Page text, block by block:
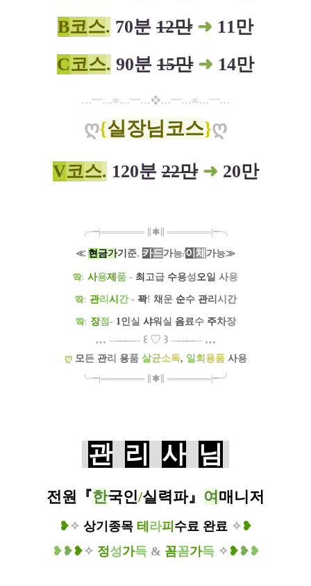
B코스. 70분 12만 ➜ 11만
C코스. 90분 15만 ➜ 14만
…━…∞…━…❖…━…∞…━…
ღ{실장님코스}ღ
V코스. 120분22만 ➜ 20만
╭╼|═══════ ✱∥ ═══════|╾╮
≪ 현금가기 준, 카드가능/이 체 가능≫
ఇ: 사용제 품 - 최 고급 수용성오일 사용
ఇ: 관리 시 간 - 꽉! 채 운 순수 관리 시간
ఇ: 장점 - 1인실 샤워 실 음료수 주차장
… --------- ꒰ ♡ ꒱ --------- …
ღ 모든 관리 용품 살균소독, 일 회 용품 사용
╰╼|═══════ ✱∥ ═══════|╾╯
관 리 사 님
전원 『한국인/실력파』 여 매니저
❥✧ 상기종목 테 라피 수료 완료 ✧ ❥
❥ ❥ ❥✧ 정성가득 & 꼼꼼가득 ✧ ❥ ❥ ❥